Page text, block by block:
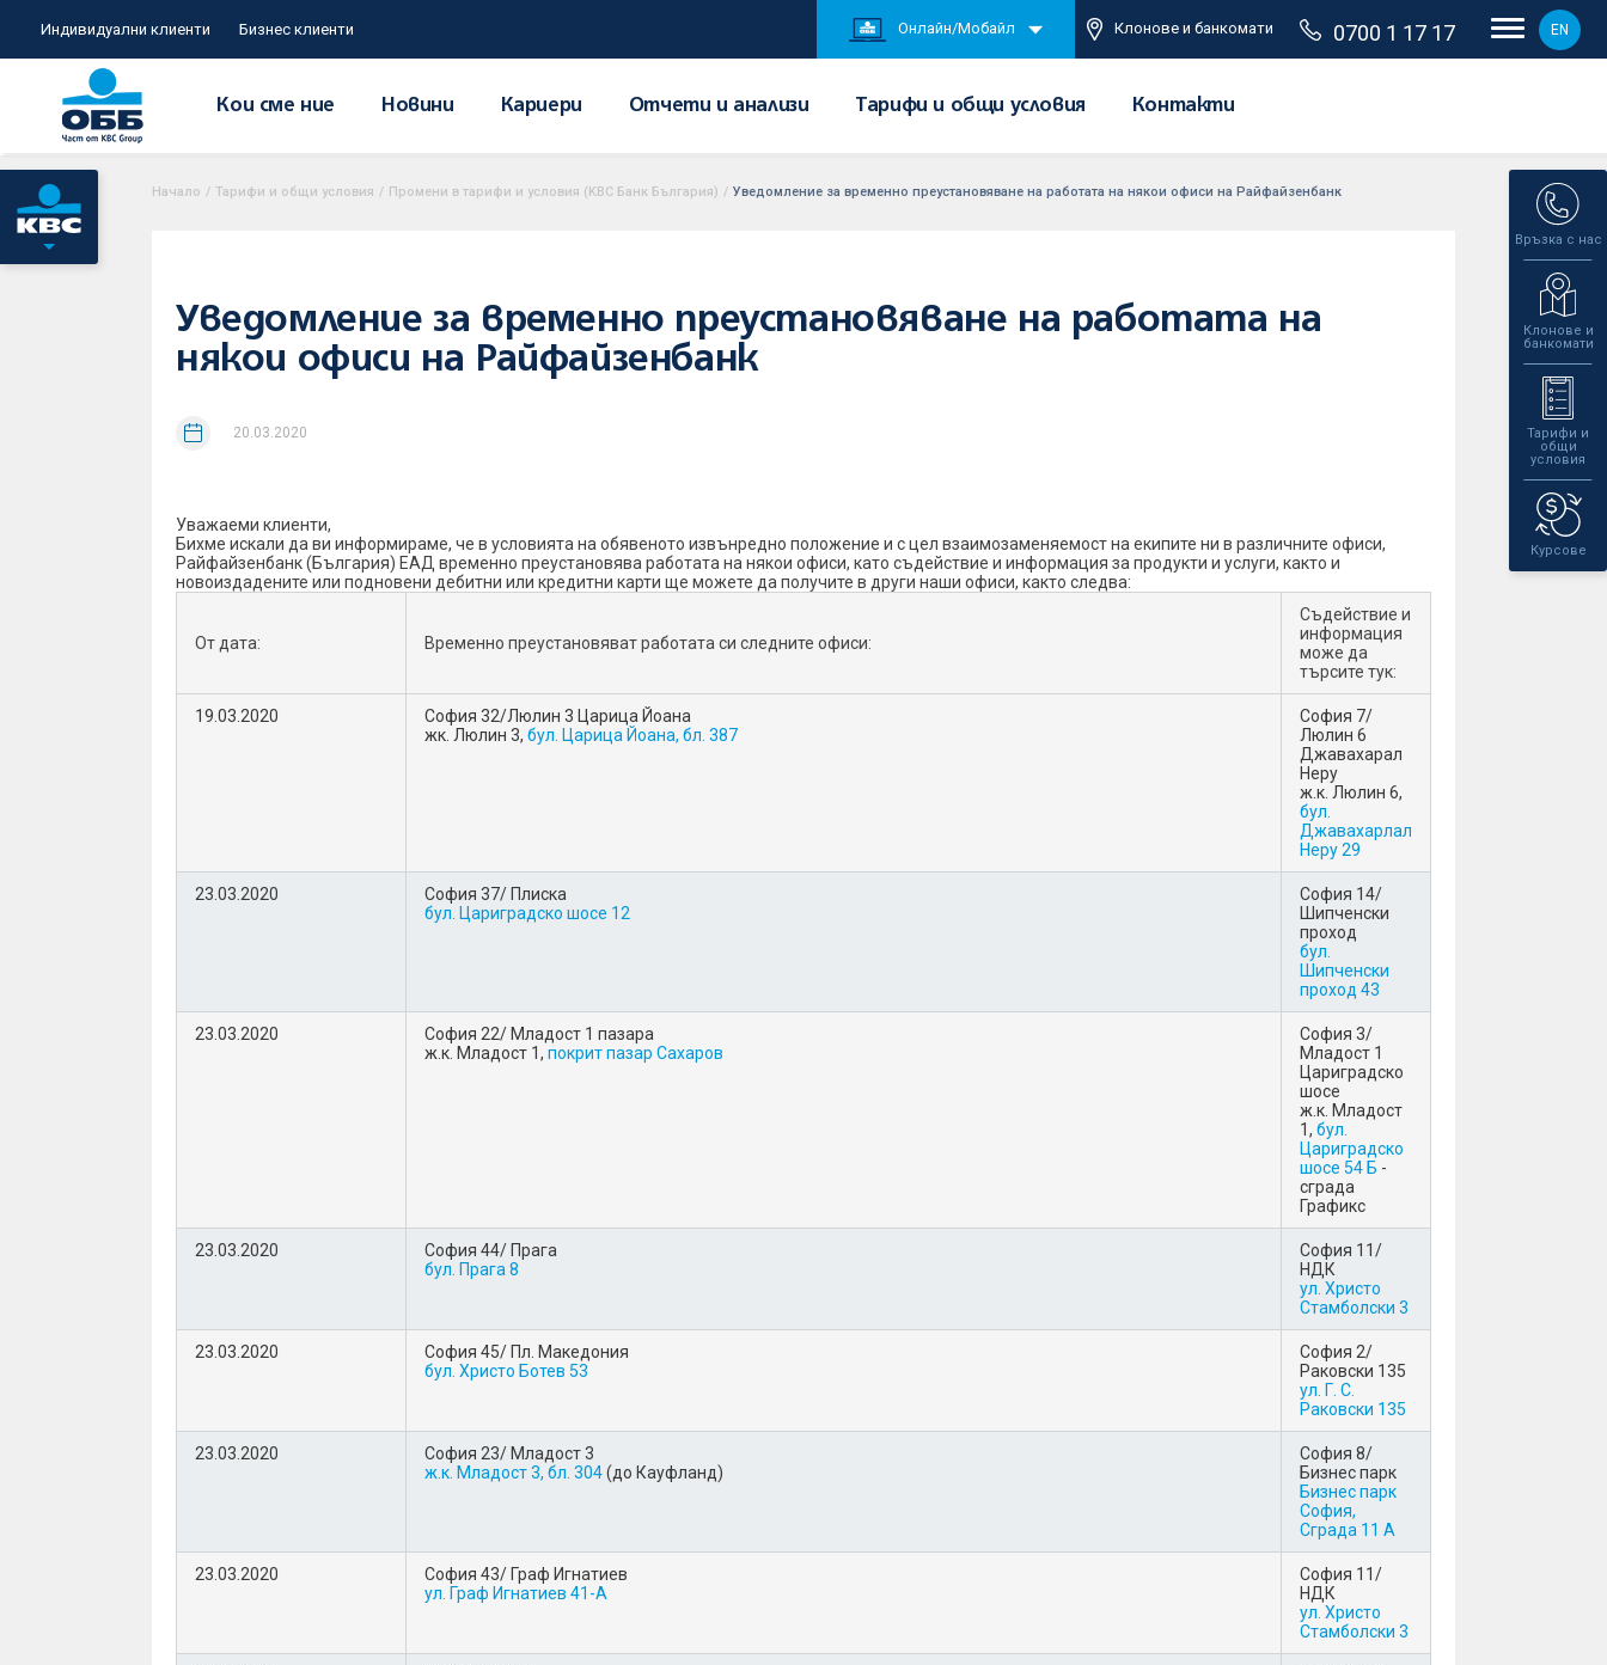
Индивидуални клиенти Бизнес клиенти Онлайн/Мобайл Клонове и банкомати 0700 1 17 17 EN
Кои сме ние Новини Кариери Отчети и анализи Тарифи и общи условия Контакти
Връзка с нас
Клонове и
банкомати
Тарифи и
общи
условия
Курсове
Начало / Тарифи и общи условия / Промени в тарифи и условия (KBC Банк България) / Уведомление за временно преустановяване на работата на някои офиси на Райфайзенбанк
Уведомление за временно преустановяване на работата на
някои офиси на Райфайзенбанк
20.03.2020
Уважаеми клиенти,
Бихме искали да ви информираме, че в условията на обявеното извънредно положение и с цел взаимозаменяемост на екипите ни в различните офиси,
Райфайзенбанк (България) ЕАД временно преустановява работата на някои офиси, като съдействие и информация за продукти и услуги, както и
новоиздадените или подновени дебитни или кредитни карти ще можете да получите в други наши офиси, както следва:
От дата: Временно преустановяват работата си следните офиси:
Съдействие и
информация
може да
търсите тук:
19.03.2020
София 32/Люлин 3 Царица Йоана
жк. Люлин 3, бул. Царица Йоана, бл. 387
София 7/
Люлин 6
Джавахарал
Неру
ж.к. Люлин 6,
бул.
Джавахарлал
Неру 29
23.03.2020
София 37/ Плиска
бул. Цариградско шосе 12
София 14/
Шипченски
проход
бул.
Шипченски
проход 43
23.03.2020
София 22/ Младост 1 пазара
ж.к. Младост 1, покрит пазар Сахаров
София 3/
Младост 1
Цариградско
шосе
ж.к. Младост
1, бул.
Цариградско
шосе 54 Б -
сграда
Графикс
23.03.2020
София 44/ Прага
бул. Прага 8
София 11/
НДК
ул. Христо
Стамболски 3
23.03.2020
София 45/ Пл. Македония
бул. Христо Ботев 53
София 2/
Раковски 135
ул. Г. С.
Раковски 135
23.03.2020
София 23/ Младост 3
ж.к. Младост 3, бл. 304(до Кауфланд)
София 8/
Бизнес парк
Бизнес парк
София,
Сграда 11 А
23.03.2020
София 43/ Граф Игнатиев
ул. Граф Игнатиев 41-А
София 11/
НДК
ул. Христо
Стамболски 3